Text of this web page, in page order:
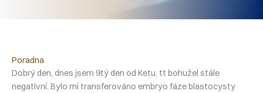
Poradna
Dobrý den, dnes jsem 9tý den od Ketu, tt bohužel stále
negativní. Bylo mi transferováno embryo fáze blastocysty